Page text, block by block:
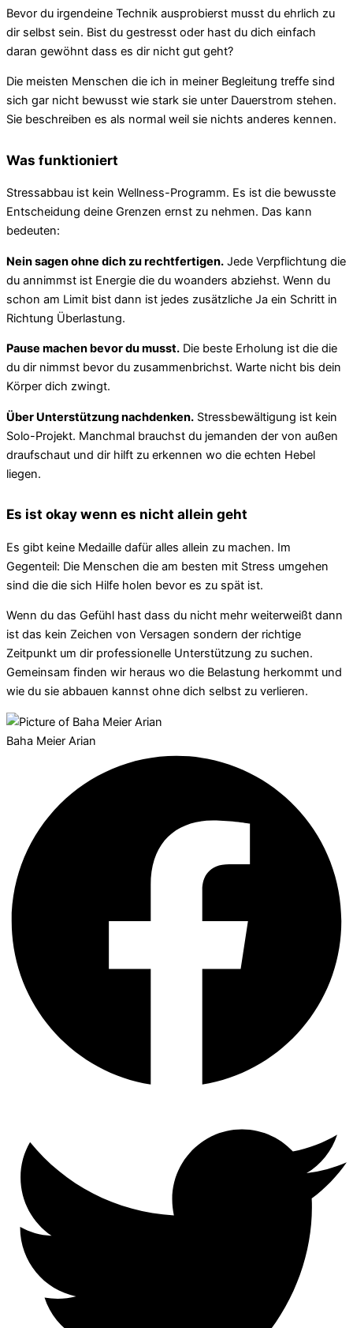
Bevor du irgendeine Technik ausprobierst musst du ehrlich zu
dir selbst sein. Bist du gestresst oder hast du dich einfach
daran gewöhnt dass es dir nicht gut geht?
Die meisten Menschen die ich in meiner Begleitung treffe sind
sich gar nicht bewusst wie stark sie unter Dauerstrom stehen.
Sie beschreiben es als normal weil sie nichts anderes kennen.
Was funktioniert
Stressabbau ist kein Wellness-Programm. Es ist die bewusste
Entscheidung deine Grenzen ernst zu nehmen. Das kann
bedeuten:
Nein sagen ohne dich zu rechtfertigen. Jede Verpflichtung die
du annimmst ist Energie die du woanders abziehst. Wenn du
schon am Limit bist dann ist jedes zusätzliche Ja ein Schritt in
Richtung Überlastung.
Pause machen bevor du musst. Die beste Erholung ist die die
du dir nimmst bevor du zusammenbrichst. Warte nicht bis dein
Körper dich zwingt.
Über Unterstützung nachdenken. Stressbewältigung ist kein
Solo-Projekt. Manchmal brauchst du jemanden der von außen
draufschaut und dir hilft zu erkennen wo die echten Hebel
liegen.
Es ist okay wenn es nicht allein geht
Es gibt keine Medaille dafür alles allein zu machen. Im
Gegenteil: Die Menschen die am besten mit Stress umgehen
sind die die sich Hilfe holen bevor es zu spät ist.
Wenn du das Gefühl hast dass du nicht mehr weiterweißt dann
ist das kein Zeichen von Versagen sondern der richtige
Zeitpunkt um dir professionelle Unterstützung zu suchen.
Gemeinsam finden wir heraus wo die Belastung herkommt und
wie du sie abbauen kannst ohne dich selbst zu verlieren.
Baha Meier Arian